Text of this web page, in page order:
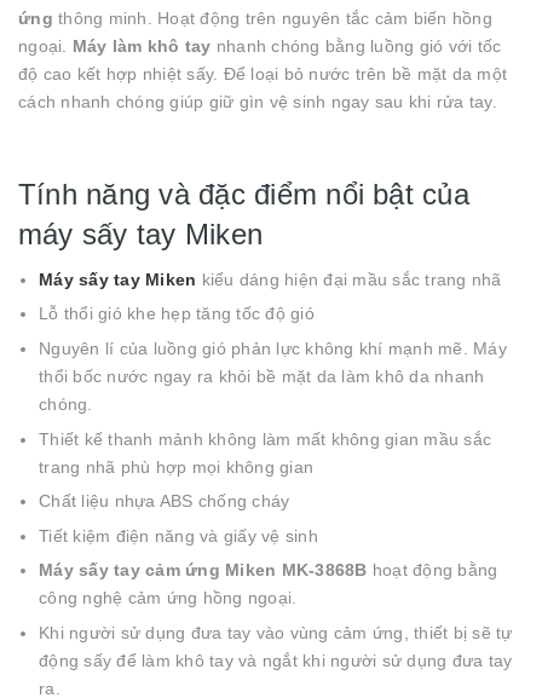
ứng thông minh. Hoạt động trên nguyên tắc cảm biến hồng
ngoại. Máy làm khô tay nhanh chóng bằng luồng gió với tốc
độ cao kết hợp nhiệt sấy. Để loại bỏ nước trên bề mặt da một
cách nhanh chóng giúp giữ gìn vệ sinh ngay sau khi rửa tay.
Tính năng và đặc điểm nổi bật của
máy sấy tay Miken
Máy sấy tay Miken kiểu dáng hiện đại mầu sắc trang nhã
Lỗ thổi gió khe hẹp tăng tốc độ gió
Nguyên lí của luồng gió phản lực không khí mạnh mẽ. Máy
thổi bốc nước ngay ra khỏi bề mặt da làm khô da nhanh
chóng.
Thiết kế thanh mảnh không làm mất không gian mầu sắc
trang nhã phù hợp mọi không gian
Chất liệu nhựa ABS chống cháy
Tiết kiệm điện năng và giấy vệ sinh
Máy sấy tay cảm ứng Miken MK-3868B hoạt động bằng
công nghệ cảm ứng hồng ngoại.
Khi người sử dụng đưa tay vào vùng cảm ứng, thiết bị sẽ tự
động sấy để làm khô tay và ngắt khi người sử dụng đưa tay
ra.